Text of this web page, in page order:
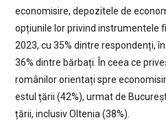
economisire, depozitele de
opțiunile lor privind instrumentele
2023, cu 35% dintre respondenți,
36% dintre bărbați. În ceea ce
românilor orientați spre
estul țării (42%), urmat de
țării, inclusiv Oltenia (38%).